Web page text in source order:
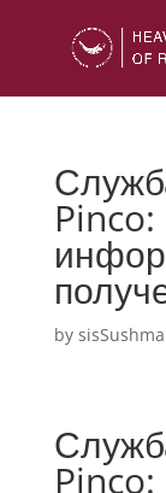
Pinco:
by
Pinco: